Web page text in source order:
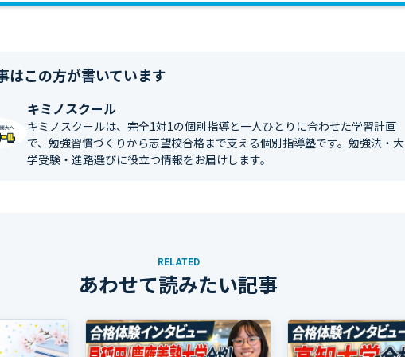
はこの方が書いています
キミノスクール
キミノスクールは、完全1対1の個別指導と一人ひとりに合わせた学習計画
で、勉強習慣づくりから志望校合格まで支える個別指導塾です。勉強法・大
学受験・進路選びに役立つ情報をお届けします。
RELATED
あわせて読みたい記事